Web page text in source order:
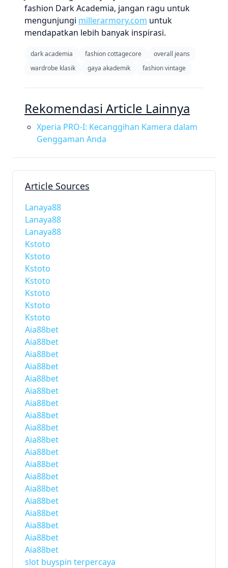
fashion Dark Academia, jangan ragu untuk
mengunjungi millerarmory.com untuk
mendapatkan lebih banyak inspirasi.
dark academia fashion cottagecore
overall jeans
wardrobe klasik
gaya akademik fashion vintage
Rekomendasi Article Lainnya
Xperia PRO-I: Kecanggihan Kamera dalam
Genggaman Anda
Article Sources
Lanaya88
Lanaya88
Lanaya88
Kstoto
Kstoto
Kstoto
Kstoto
Kstoto
Kstoto
Kstoto
Aia88bet
Aia88bet
Aia88bet
Aia88bet
Aia88bet
Aia88bet
Aia88bet
Aia88bet
Aia88bet
Aia88bet
Aia88bet
Aia88bet
Aia88bet
Aia88bet
Aia88bet
Aia88bet
Aia88bet
Aia88bet
Aia88bet
slot buyspin terpercaya